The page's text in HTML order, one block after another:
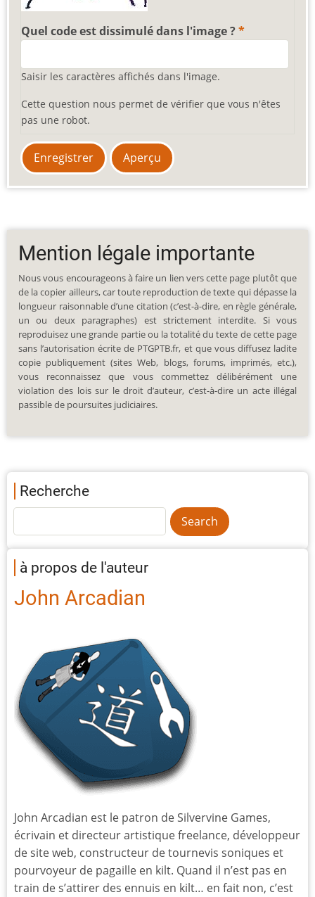
Quel code est dissimulé dans l'image ?
Saisir les caractères affichés dans l'image.
Cette question nous permet de vérifier que vous n'êtes
pas une robot.
Mention légale importante
Nous vous encourageons à faire un lien vers cette page plutôt que
de la copier ailleurs, car toute reproduction de texte qui dépasse la
longueur raisonnable d’une citation (c’est-à-dire, en règle générale,
un ou deux paragraphes) est strictement interdite. Si vous
reproduisez une grande partie ou la totalité du texte de cette page
sans l’autorisation écrite de PTGPTB.fr, et que vous diffusez ladite
copie publiquement (sites Web, blogs, forums, imprimés, etc.),
vous reconnaissez que vous commettez délibérément une
violation des lois sur le droit d’auteur, c’est-à-dire un acte illégal
passible de poursuites judiciaires.
Recherche
à propos de l'auteur
John Arcadian
John Arcadian est le patron de Silvervine Games,
écrivain et directeur artistique freelance, développeur
de site web, constructeur de tournevis soniques et
pourvoyeur de pagaille en kilt. Quand il n’est pas en
train de s’attirer des ennuis en kilt… en fait non, c’est